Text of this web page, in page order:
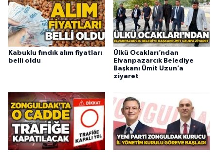
Kabuklu fındık alım fiyatları
belli oldu
Ülkü Ocakları’ndan
Elvanpazarcık Belediye
Başkanı Ümit Uzun’a
ziyaret